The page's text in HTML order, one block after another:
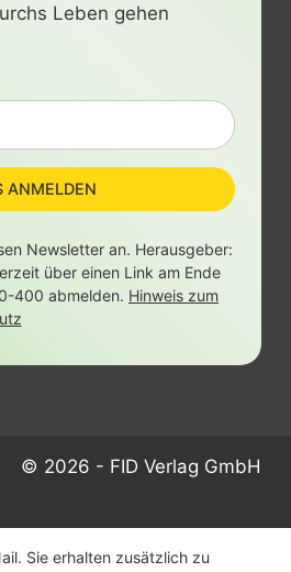
Leben gehen
ANMELDEN
Newsletter an. Herausgeber:
über einen Link am Ende
400 abmelden. Hinweis zum
© 2026 - FID Verlag GmbH
Sie erhalten zusätzlich zu